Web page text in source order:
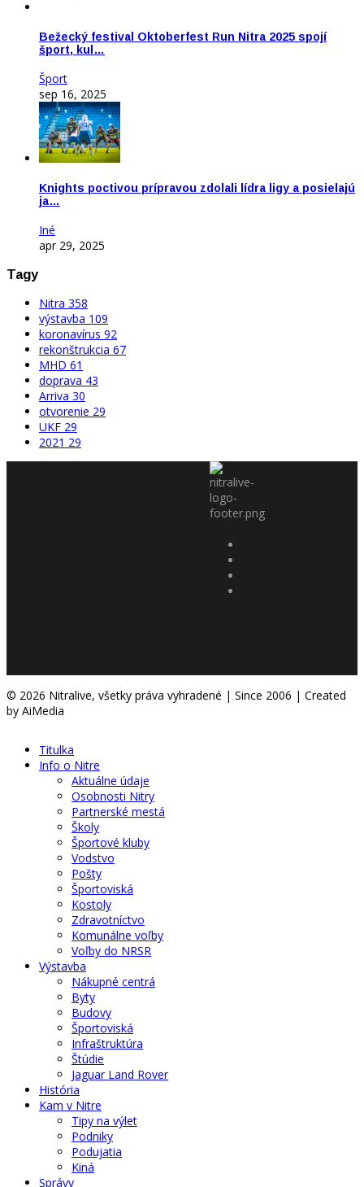
Bežecký festival Oktoberfest Run Nitra 2025 spojí
šport, kul…
Šport
sep 16, 2025
Knights poctivou prípravou zdolali lídra ligy a posielajú
ja…
Iné
apr 29, 2025
Tagy
Nitra 358
výstavba 109
koronavírus 92
rekonštrukcia 67
MHD 61
doprava 43
Arriva 30
otvorenie 29
UKF 29
2021 29
© 2026 Nitralive, všetky práva vyhradené | Since 2006 | Created
by AiMedia
Titulka
Info o Nitre
Aktuálne údaje
Osobnosti Nitry
Partnerské mestá
Školy
Športové kluby
Vodstvo
Pošty
Športoviská
Kostoly
Zdravotníctvo
Komunálne voľby
Voľby do NRSR
Výstavba
Nákupné centrá
Byty
Budovy
Športoviská
Infraštruktúra
Štúdie
Jaguar Land Rover
História
Kam v Nitre
Tipy na výlet
Podniky
Podujatia
Kiná
Správy